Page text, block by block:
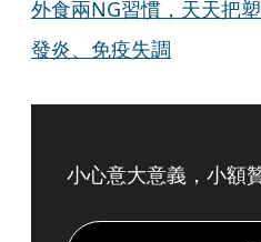
外食兩NG習慣，天天把
發炎、免疫失調
小心意大意義，小額